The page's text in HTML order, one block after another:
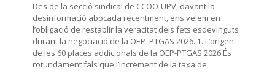
Des de la secció sindical de CCOO-UPV, davant la
desinformació abocada recentment, ens veiem en
l’obligació de restablir la veracitat dels fets esdevinguts
durant la negociació de la OEP_PTGAS 2026. 1. L’origen
de les 60 places addicionals de la OEP-PTGAS 2026 És
rotundament fals que l’increment de la taxa de